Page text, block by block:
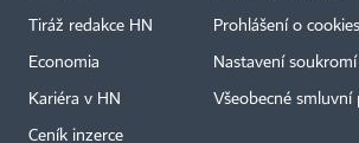
Tiráž redakce HN
Economia
Kariéra v HN
Ceník inzerce
Prohlášení o cookies
Nastavení soukromí
Všeobecné smluvní